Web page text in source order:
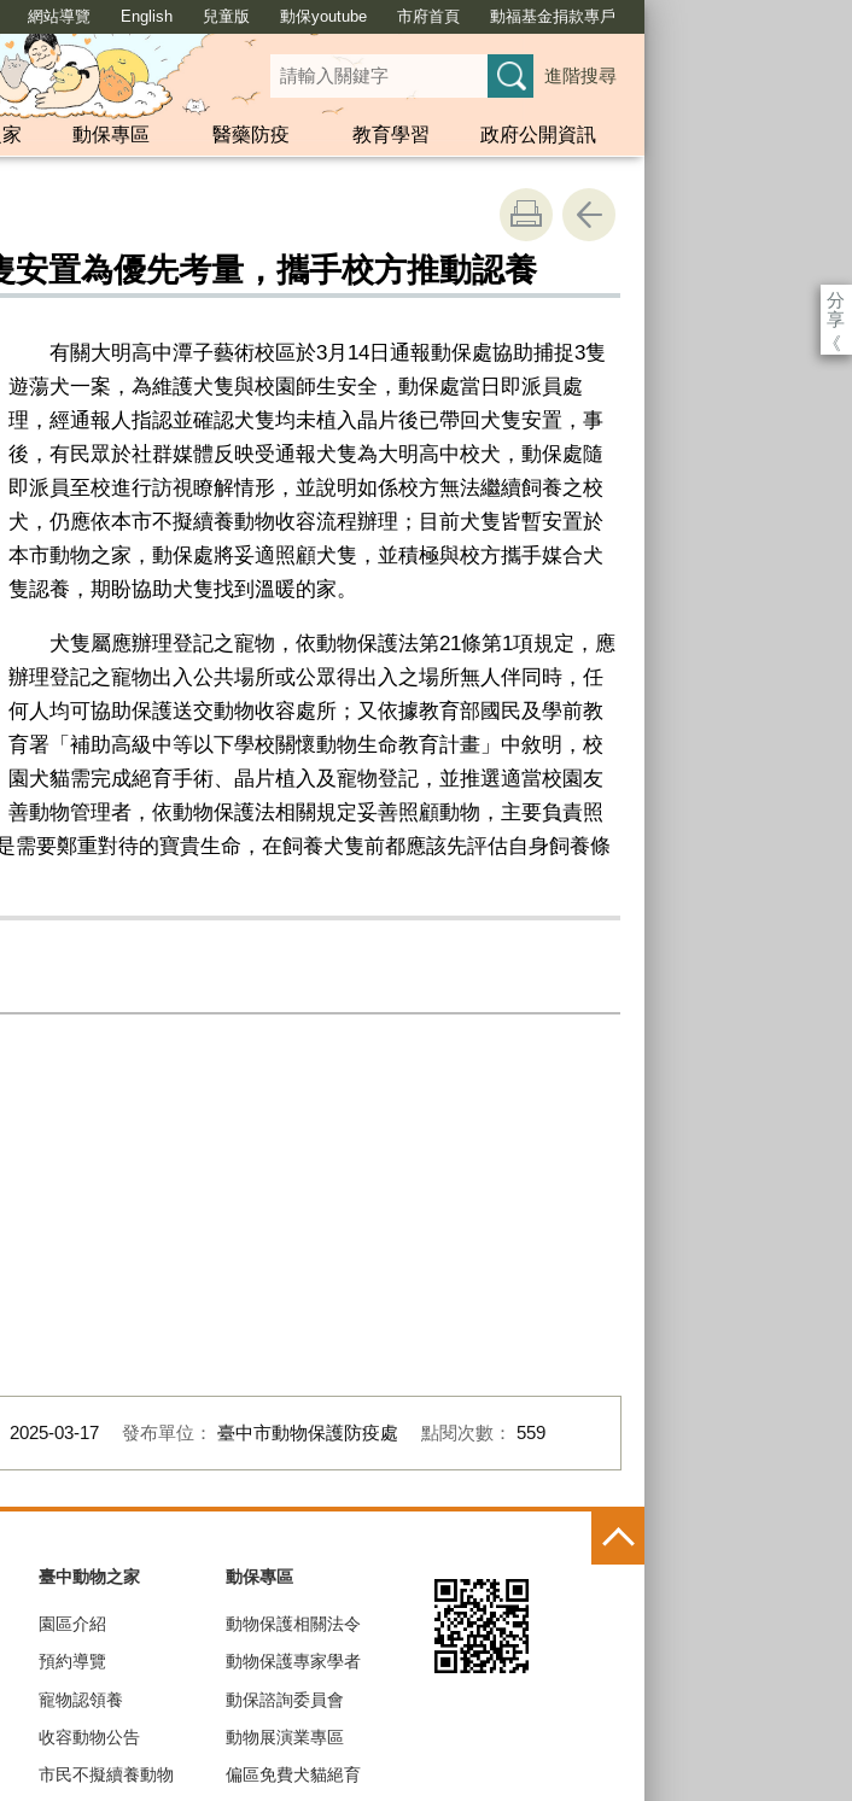
網站導覽 English 兒童版 動保youtube 市府首頁 動福基金捐款專戶
進階搜尋
動保專區 醫藥防疫 教育學習
政府公開資訊
分
享
《
置為優先考量，攜手校方推動認養
有關大明高中潭子藝術校區於3月 14 日通報動保處協助捕捉3隻
遊蕩犬一案，為維護犬隻與校園師生安全，動保處當日即派員處
理，經通報人指認並確認犬隻均未植入晶片後已帶回犬隻安置，事
後，有民眾於社群媒體反映受通報犬隻為大明高中校犬，動保處隨
即派員至校進行訪視瞭解情形，並說明如係校方無法繼續飼養之校
犬，仍應依本市不擬續養動物收容流程辦理；目前犬隻皆暫安置於
本市動物之家，動保處將妥適照顧犬隻，並積極與校方攜手媒合犬
隻認養，期盼協助犬隻找到溫暖的家。
犬隻屬應辦理登記之寵物，依動物保護法第21條第1項規定，應
辦理登記之寵物出入公共場所或公眾得出入之場所無人伴同時，任
何人均可協助保護送交動物收容處所；又依據教育部國民及學前教
育署「補助高級中等以下學校關懷動物生命教育計畫」中敘明，校
園犬貓需完成絕育手術、晶片植入及寵物登記，並推選適當校園友
善動物管理者，依動物保護法相關規定妥善照顧動物，主要負責照
要鄭重對待的寶貴生命，在飼養犬隻前都應該先評估自身飼養條
2025-03-17 發布單位： 臺中市動物保護防疫處 點閱次數： 559
臺中動物之家
園區介紹
預約導覽
寵物認領養
收容動物公告
市民不擬續養動物
動保專區
動物保護相關法令
動物保護專家學者
動保諮詢委員會
動物展演業專區
偏區免費犬貓絕育